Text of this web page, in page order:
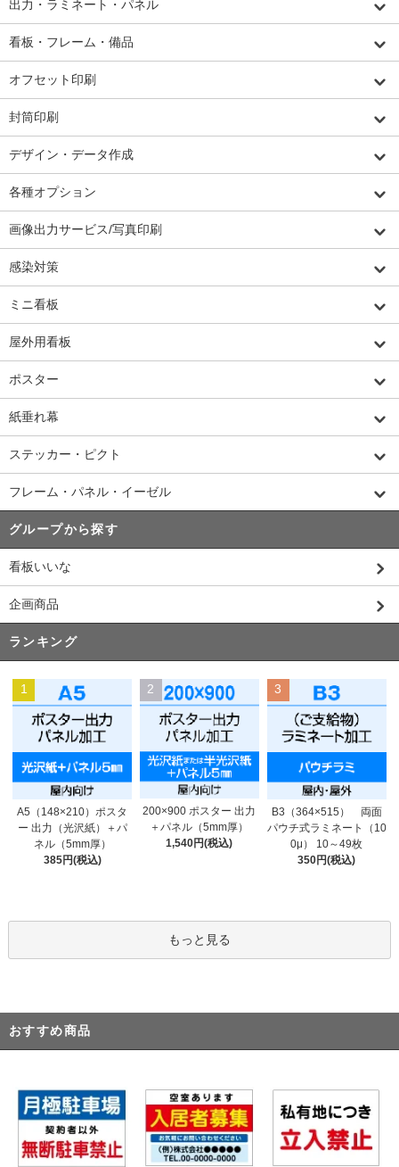
出力・ラミネート・パネル
看板・フレーム・備品
オフセット印刷
封筒印刷
デザイン・データ作成
各種オプション
画像出力サービス/写真印刷
感染対策
ミニ看板
屋外用看板
ポスター
紙垂れ幕
ステッカー・ピクト
フレーム・パネル・イーゼル
グループから探す
看板いいな
企画商品
ランキング
1
A5（148×210）ポスタ
ー 出力（光沢紙）＋パ
ネル（5mm厚）
385円(税込)
2
200×900 ポスター 出力
＋パネル（5mm厚）
1,540円(税込)
3
B3（364×515） 両面
パウチ式ラミネート（10
0μ） 10～49枚
350円(税込)
もっと見る
おすすめ商品